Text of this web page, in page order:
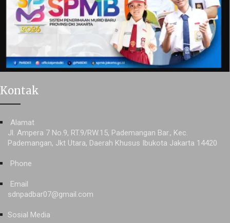
Kontak
Alamat
Jl. Ampera 7 No.9, RT.9/RW.15, Pademangan Bar., Kec.
Pademangan, Jkt Utara, Daerah Khusus Ibukota Jakarta 14420
Phone
Email
sdnpadbar07@gmail.com
Sosial Media